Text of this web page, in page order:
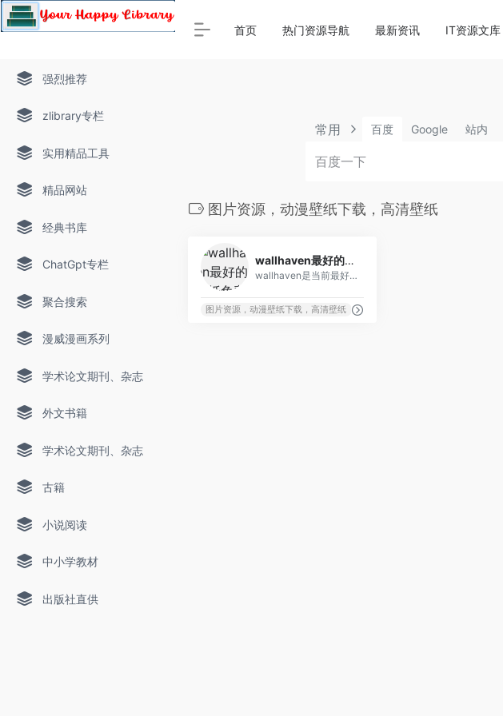
Warning: Array to string conversion in/www/thinkdoc/wp-content/themes/
强烈推荐
zlibrary专栏
实用精品工具
精品网站
经典书库
ChatGpt专栏
聚合搜索
漫威漫画系列
学术论文期刊、杂志
外文书籍
学术论文期刊、杂志
古籍
小说阅读
中小学教材
出版社直供
首页 热门资源导航 最新资讯 IT资源文库
常用 百度 Google 站内
图片资源，动漫壁纸下载，高清壁纸
wallhaven最好的壁纸免费站点
wallhaven是当前最好的一款壁纸网站，全部均高清壁纸，资源非常丰富，以二次元为主，包括风景，人物，建筑等全面题材。一个网站足够满足所有壁纸需求，所有壁纸可以直接保存原图！并且包括各种尺寸大小可供选择，支持在线一键剪裁，直接获取和你屏幕尺寸相符的精美壁纸！
图片资源，动漫壁纸下载，高清壁纸